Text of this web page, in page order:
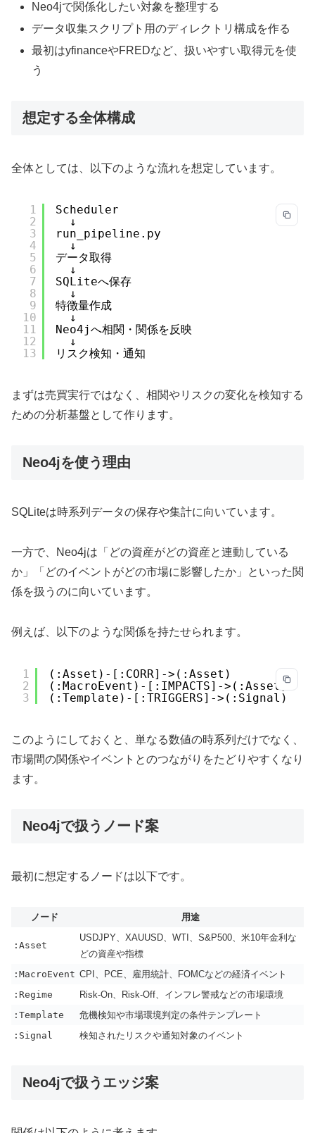
Neo4jで関係化したい対象を整理する
データ収集スクリプト用のディレクトリ構成を作る
最初はyfinanceやFREDなど、扱いやすい取得元を使
う
想定する全体構成
全体としては、以下のような流れを想定しています。
1
2
3
4
5
6
7
8
9
10
11
12
13
Scheduler
↓
run_pipeline.py
↓
データ取得
↓
SQLiteへ保存
↓
特徴量作成
↓
Neo4jへ相関・関係を反映
↓
リスク検知・通知
まずは売買実行ではなく、相関やリスクの変化を検知する
ための分析基盤として作ります。
Neo4jを使う理由
SQLiteは時系列データの保存や集計に向いています。
一方で、Neo4jは「どの資産がどの資産と連動している
か」「どのイベントがどの市場に影響したか」といった関
係を扱うのに向いています。
例えば、以下のような関係を持たせられます。
1
2
3
(:Asset)-[:CORR]->(:Asset)
(:MacroEvent)-[:IMPACTS]->(:Asset)
(:Template)-[:TRIGGERS]->(:Signal)
このようにしておくと、単なる数値の時系列だけでなく、
市場間の関係やイベントとのつながりをたどりやすくなり
ます。
Neo4jで扱うノード案
最初に想定するノードは以下です。
ノード 用途
:Asset
USDJPY、XAUUSD、WTI、S&P500、米10年金利な
どの資産や指標
:MacroEvent CPI、PCE、雇用統計、FOMCなどの経済イベント
:Regime
Risk-On、Risk-Off、インフレ警戒などの市場環境
:Template
危機検知や市場環境判定の条件テンプレート
:Signal
検知されたリスクや通知対象のイベント
Neo4jで扱うエッジ案